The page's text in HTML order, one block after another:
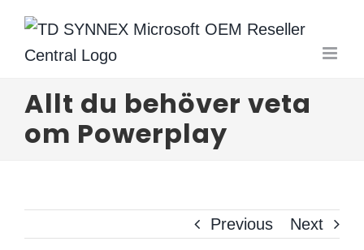
Skip
content
Allt du behöver veta
om Powerplay
Previous Next